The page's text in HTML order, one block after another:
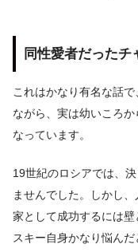
同性愛者だったチ
これはかなり有名な話
ながら、実は幼いころ
なっています。
19世紀のロシアでは、
ませんでした。しかし
家として成功するには
スキー自身かなり悩んだ